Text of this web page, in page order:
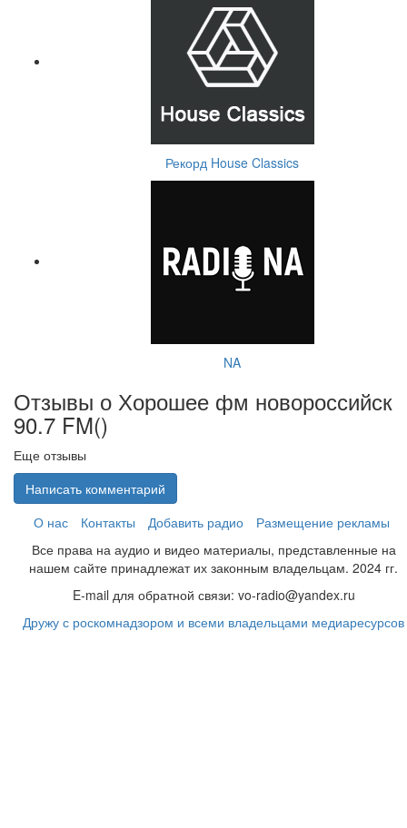
Рекорд House Classics
NA
Отзывы о Хорошее фм новороссийск
90.7 FM()
Еще отзывы
Написать комментарий
О нас
Контакты Добавить радио
Размещение рекламы
Все права на аудио и видео материалы, представленные на
нашем сайте принадлежат их законным владельцам. 2024 гг.
E-mail для обратной связи: vo-radio@yandex.ru
Дружу с роскомнадзором и всеми владельцами медиаресурсов